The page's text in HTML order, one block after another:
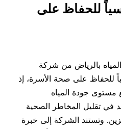
للحفاظ على
بالرياض من شركة
على صحة الأسرة، إذ
جودة المياه
تقليل المخاطر الصحية
وتستند الشركة إلى خبرة